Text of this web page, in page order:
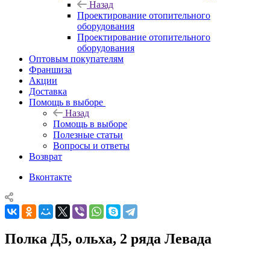
Назад
Проектирование отопительного
оборудования
Проектирование отопительного
оборудования
Оптовым покупателям
Франшиза
Акции
Доставка
Помощь в выборе
Назад
Помощь в выборе
Полезные статьи
Вопросы и ответы
Возврат
Вконтакте
Полка Д5, ольха, 2 ряда Левада